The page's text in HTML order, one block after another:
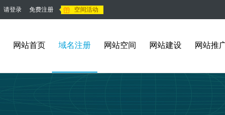
请登录 免费注册 空间活动
网站首页 域名注册 网站空间 网站建设 网站推